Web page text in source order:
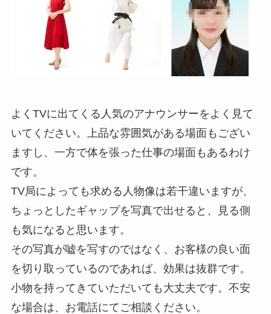
よくTVに出てくる人気のアナウンサーをよく見て
いてください。上品な雰囲気がある場面もござい
ますし、一方で体を張った仕事の場面もあるわけ
です。
TV局によっても求める人物像は若干違いますが、
ちょっとしたギャップを写真で出せると、見る側
も気になると思います。
その写真が嘘を写すのではなく、お客様の良い面
を切り取っているのであれば、効果は抜群です。
小物を持ってきていただいても大丈夫です。不安
な場合は、お電話にてご相談ください。